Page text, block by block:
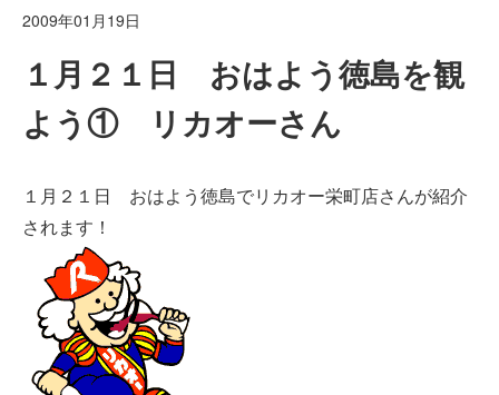
2009年01月19日
１月２１日 おはよう徳島を観
よう① リカオーさん
１月２１日 おはよう徳島でリカオー栄町店さんが紹介
されます！